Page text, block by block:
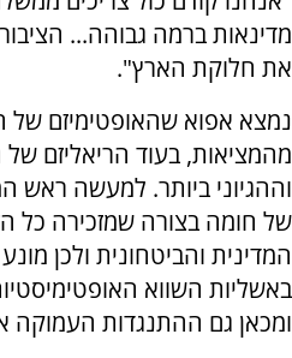
מדינאות ברמה גבוהה...
את חלוקת הארץ".
נמצא אפוא שהאופטימיזם של
מהמציאות, בעוד הריאליזם
וההגיוני ביותר. למעשה ראש
של חומה בצורה שמזכירה כל
המדינית והביטחונית ולכן
באשליות השווא
ומכאן גם ההתנגדות העמוקה